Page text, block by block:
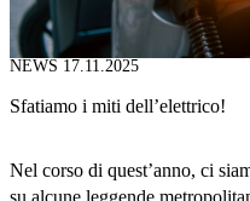
NEWS 17.11.2025
Sfatiamo i miti dell’elettrico!
Nel corso di quest’anno, ci